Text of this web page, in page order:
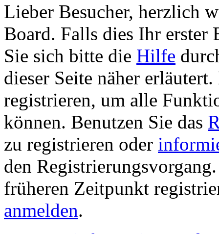
Lieber Besucher, herzlich
Board. Falls dies Ihr erster
Sie sich bitte die Hilfe
dieser Seite näher
registrieren, um alle
können. Benutzen Sie das
zu registrieren oder
den
früheren Zeitpunkt
anmelden.